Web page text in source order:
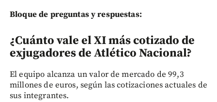
Bloque de preguntas y respuestas:
¿Cuánto vale el XI más cotizado de
exjugadores de Atlético Nacional?
El equipo alcanza un valor de mercado de 99,3
millones de euros, según las cotizaciones actuales de
sus integrantes.